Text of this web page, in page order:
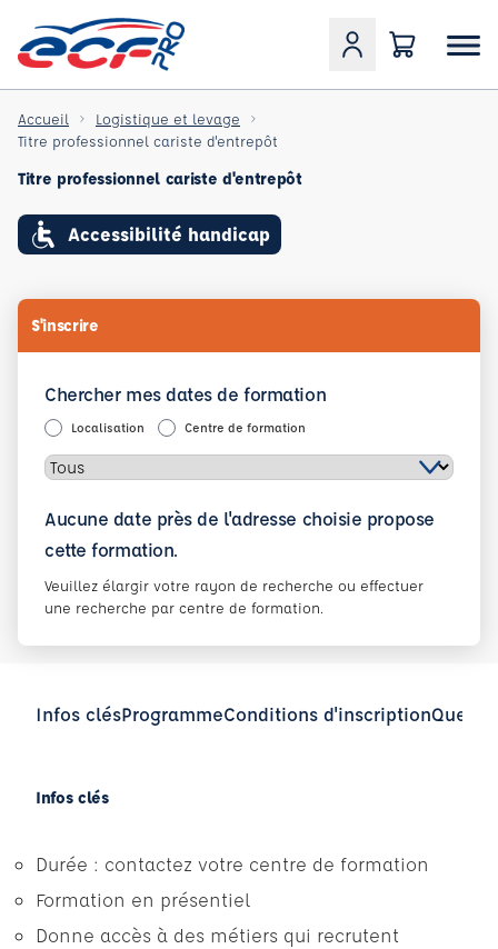
Accueil
Logistique et levage
Titre professionnel cariste d'entrepôt
Titre professionnel cariste d'entrepôt
Accessibilité handicap
S'inscrire
Chercher mes dates de formation
Localisation Centre de formation
Aucune date près de l'adresse choisie propose
cette formation.
Veuillez élargir votre rayon de recherche ou effectuer
une recherche par centre de formation.
Infos clésProgrammeConditions d'inscription
Infos clés
Durée : contactez votre centre de formation
Formation en présentiel
Donne accès à des métiers qui recrutent